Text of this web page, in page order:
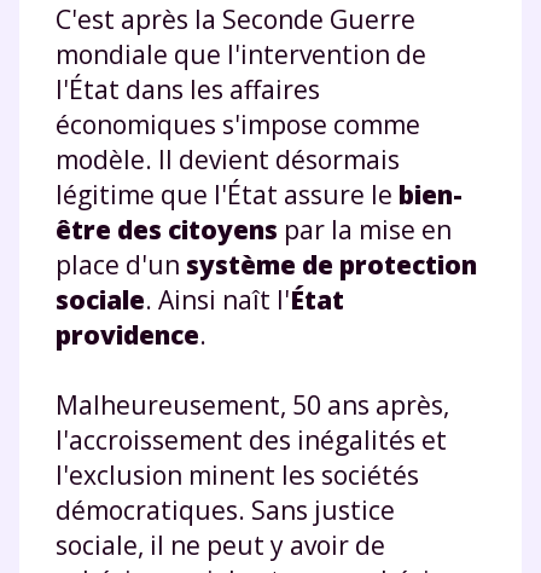
C'est après la Seconde Guerre
mondiale que l'intervention de
l'État dans les affaires
économiques s'impose comme
modèle. Il devient désormais
légitime que l'État assure le bien-
être des citoyens par la mise en
place d'un système de protection
sociale. Ainsi naît l'État
providence.
Malheureusement, 50 ans après,
l'accroissement des inégalités et
l'exclusion minent les sociétés
démocratiques. Sans justice
sociale, il ne peut y avoir de